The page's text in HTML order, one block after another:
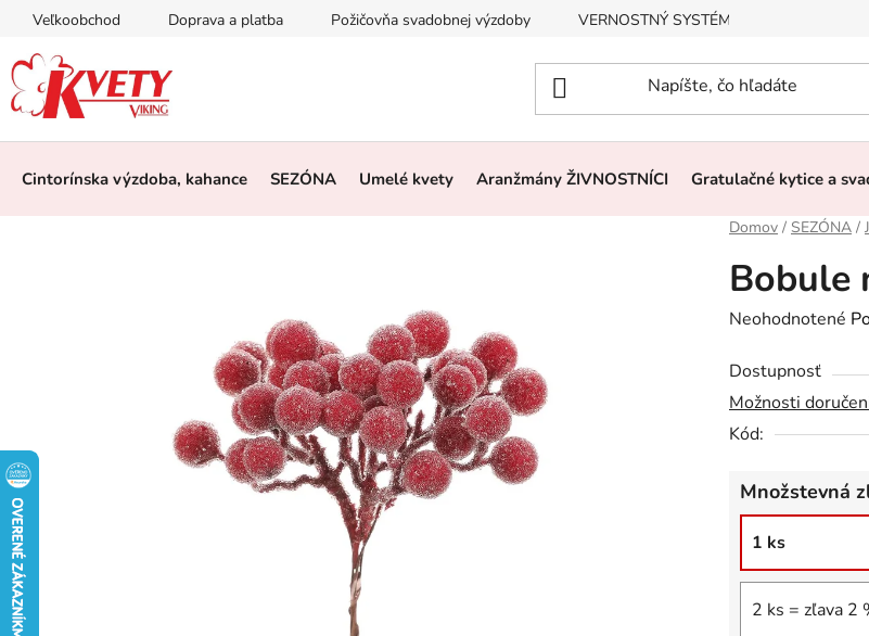
Prejsť
obsah
Veľkoobchod Doprava a platba Požičovňa svadobnej výzdoby VERNOSTNÝ SYSTÉM, ZĽAVY
Cintorínska výzdoba, kahance SEZÓNA Umelé kvety Aranžmány ŽIVNOSTNÍCI Gratulačné kytice a
Domov / SEZÓNA /
Bobule
Priemerné
produktu
je
0,0
hviezdičiek.
Neohodnotené
Dostupnosť
Možnosti
Kód:
Množstevná
1 ks
2 ks = zľava 2